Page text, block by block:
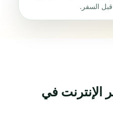
قبل السفر.
الإنترنت في